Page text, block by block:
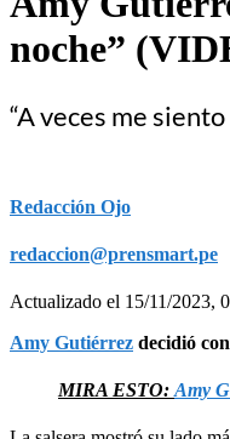
noche”
“A veces me
Redacción Ojo
redaccion@prensmart.pe
Actualizado el 15/11/2023,
Amy Gutiérrez decidió
MIRA ESTO: Amy